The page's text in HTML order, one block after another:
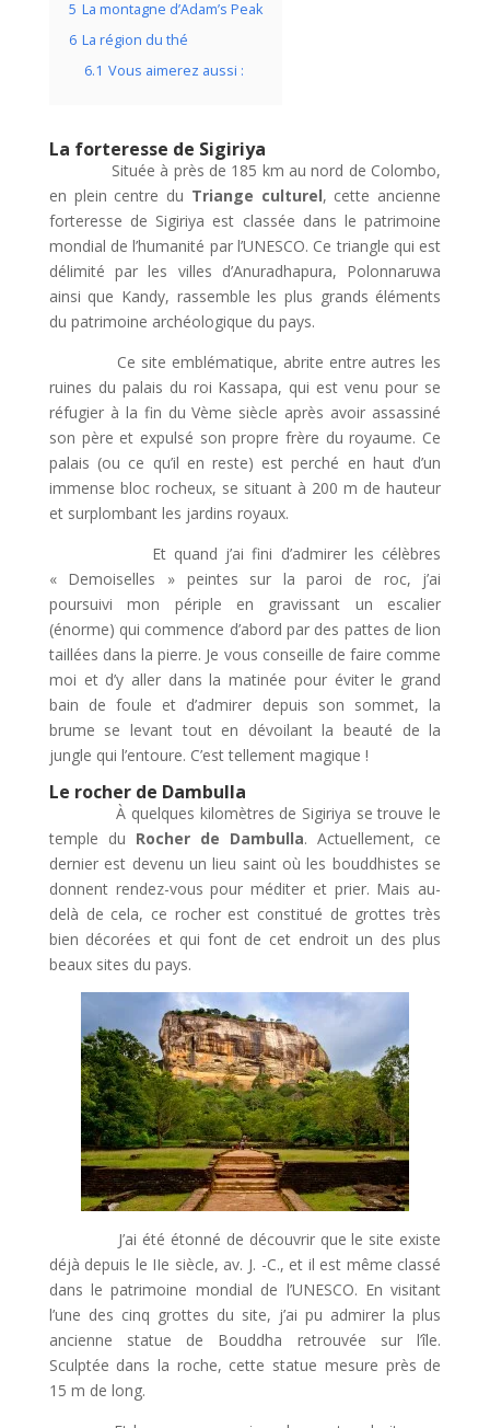
5 La montagne d’Adam’s Peak
6 La région du thé
6.1 Vous aimerez aussi :
La forteresse de Sigiriya
Située à près de 185 km au nord de Colombo,
en plein centre du Triange culturel, cette ancienne
forteresse de Sigiriya est classée dans le patrimoine
mondial de l’humanité par l’UNESCO. Ce triangle qui est
délimité par les villes d’Anuradhapura, Polonnaruwa
ainsi que Kandy, rassemble les plus grands éléments
du patrimoine archéologique du pays.
Ce site emblématique, abrite entre autres les
ruines du palais du roi Kassapa, qui est venu pour se
réfugier à la fin du Vème siècle après avoir assassiné
son père et expulsé son propre frère du royaume. Ce
palais (ou ce qu’il en reste) est perché en haut d’un
immense bloc rocheux, se situant à 200 m de hauteur
et surplombant les jardins royaux.
Et quand j’ai fini d’admirer les célèbres
« Demoiselles » peintes sur la paroi de roc, j’ai
poursuivi mon périple en gravissant un escalier
(énorme) qui commence d’abord par des pattes de lion
taillées dans la pierre. Je vous conseille de faire comme
moi et d’y aller dans la matinée pour éviter le grand
bain de foule et d’admirer depuis son sommet, la
brume se levant tout en dévoilant la beauté de la
jungle qui l’entoure. C’est tellement magique !
Le rocher de Dambulla
À quelques kilomètres de Sigiriya se trouve le
temple du Rocher de Dambulla. Actuellement, ce
dernier est devenu un lieu saint où les bouddhistes se
donnent rendez-vous pour méditer et prier. Mais au-
delà de cela, ce rocher est constitué de grottes très
bien décorées et qui font de cet endroit un des plus
beaux sites du pays.
J’ai été étonné de découvrir que le site existe
déjà depuis le IIe siècle, av. J. -C., et il est même classé
dans le patrimoine mondial de l’UNESCO. En visitant
l’une des cinq grottes du site, j’ai pu admirer la plus
ancienne statue de Bouddha retrouvée sur l’île.
Sculptée dans la roche, cette statue mesure près de
15 m de long.